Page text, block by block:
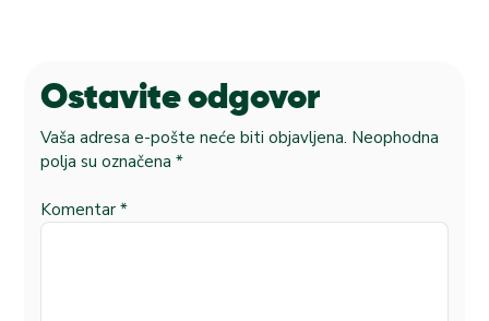
Ostavite odgovor
Vaša adresa e-pošte neće biti objavljena. Neophodna
polja su označena *
Komentar *